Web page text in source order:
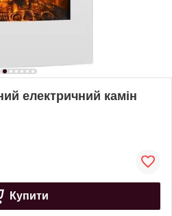
електричний камін
Купити